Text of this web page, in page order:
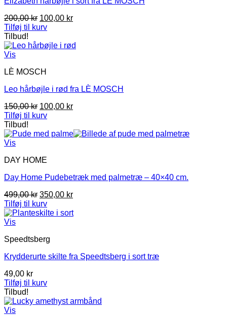
200,00kr Den
oprindelige
var:
100,00 krDen
er:
Tilføj til kurv
Tilbud!
Vis
LÈ MOSCH
Leo hårbøjle i rød fra LÈ MOSCH
150,00kr Den
oprindelige
var:
100,00 krDen
er:
Tilføj til kurv
Tilbud!
Vis
DAY HOME
Day Home Pudebetræk med palmetræ – 40×40 cm.
499,00kr Den
oprindelige
pris
350,00 krDen
pris
Tilføj til kurv
Vis
Speedtsberg
Krydderurte skilte fra Speedtsberg i sort træ
49,00 kr
Tilføj til kurv
Tilbud!
Vis